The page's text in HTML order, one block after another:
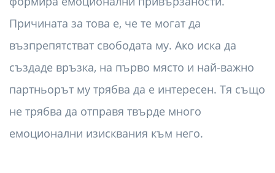
Причината за това е, че те могат да
възпрепятстват свободата му. Ако иска да
създаде връзка, на първо място и най-важно
партньорът му трябва да е интересен. Тя също
не трябва да отправя твърде много
емоционални изисквания към него.